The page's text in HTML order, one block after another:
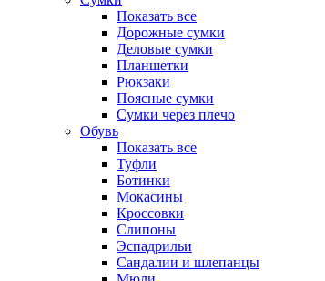
Показать все
Дорожные сумки
Деловые сумки
Планшетки
Рюкзаки
Поясные сумки
Сумки через плечо
Обувь
Показать все
Туфли
Ботинки
Мокасины
Кроссовки
Слипоны
Эспадрильи
Сандалии и шлепанцы